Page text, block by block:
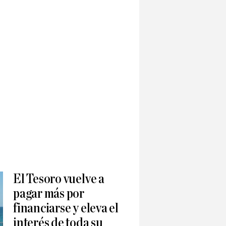
El Tesoro vuelve a
pagar más por
financiarse y eleva el
interés de toda su